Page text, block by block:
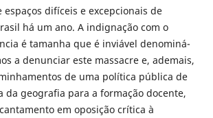
espaços difíceis e excepcionais de
há um ano. A indignação com o
é tamanha que é inviável denominá-
a denunciar este massacre e, ademais,
de uma política pública de
da geografia para a formação docente,
em oposição crítica à